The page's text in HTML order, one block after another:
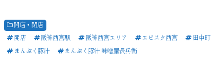
開店・閉店
開店
阪神西宮駅 阪神西宮エリア エビスタ西宮
田中町
まんぷく豚汁
まんぷく豚汁 味噌屋長兵衛